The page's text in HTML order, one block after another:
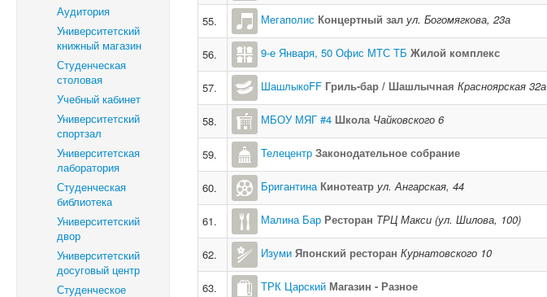
Аудитория
Университетский
книжный магазин
Студенческая
столовая
Учебный кабинет
Университетский
спортзал
Университетская
лаборатория
Студенческая
библиотека
Университетский
двор
Университетский
досуговый центр
Студенческое
55. Мегаполис Концертный зал ул. Богомягкова, 23а
56. 9-е Января, 50 Офис МТС ТБ Жилой комплекс
57. ШашлыкоFF Гриль-бар / Шашлычная Красноярская 32а
58. МБОУ МЯГ #4 Школа Чайковского 6
59. Телецентр Законодательное собрание
60. Бригантина Кинотеатр ул. Ангарская, 44
61. Малина Бар Ресторан ТРЦ Макси (ул. Шилова, 100)
62. Изуми Японский ресторан Курнатовского 10
63. ТРК Царский Магазин - Разное